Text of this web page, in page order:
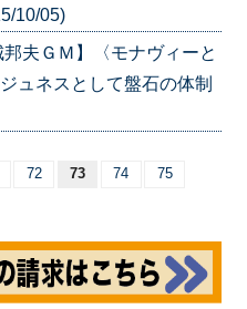
10/05)
夫ＧＭ】〈モナヴィーと
ュネスとして盤石の体制
72 73 74
75